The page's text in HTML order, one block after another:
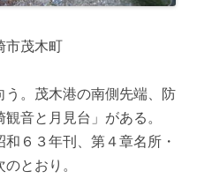
茂木町
。茂木港の南側先端、防
音と月見台」がある。
６３年刊、第４章名所・
とおり。